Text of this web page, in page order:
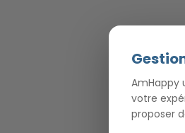
AmHappy
votre
proposer